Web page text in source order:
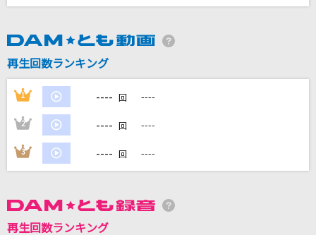
DAMの新曲・ランキングなど
カラオケ最新情報をチェック！
カラオケをもっと楽しもう！
自宅でカラオケ歌い放題！
再生回数ランキング
1 ---- 回 ----
2 ---- 回 ----
3 ---- 回 ----
再生回数ランキング